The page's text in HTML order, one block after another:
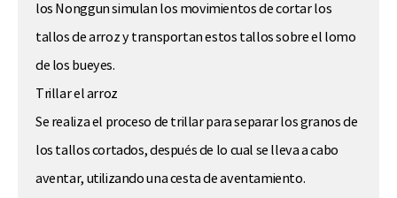
los Nonggun simulan los movimientos de cortar los
tallos de arroz y transportan estos tallos sobre el lomo
de los bueyes.
Trillar el arroz
Se realiza el proceso de trillar para separar los granos de
los tallos cortados, después de lo cual se lleva a cabo
aventar, utilizando una cesta de aventamiento.